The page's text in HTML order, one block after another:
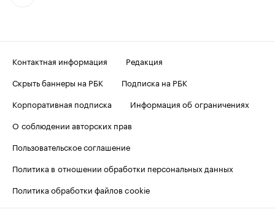
Контактная информация
Редакция
Скрыть баннеры на РБК
Подписка на РБК
Корпоративная подписка
Информация об ограничениях
О соблюдении авторских прав
Пользовательское соглашение
Политика в отношении обработки персональных данных
Политика обработки файлов cookie